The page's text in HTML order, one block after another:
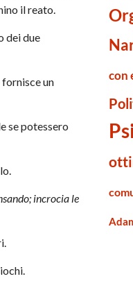
il reato.
dei due
un
se potessero
incrocia le
con